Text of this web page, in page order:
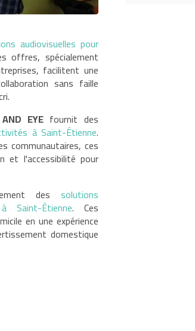
audiovisuelles pour
offres, spécialement
facilitent une
sans faille
EYEfournit des
à Saint-Étienne.
communautaires, ces
et l'accessibilité pour
des solutions
Saint-Étienne. Ces
en une expérience
domestique